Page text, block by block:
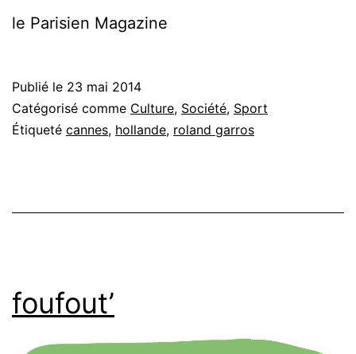
le Parisien Magazine
Publié le 23 mai 2014
Catégorisé comme Culture, Société, Sport
Étiqueté cannes, hollande, roland garros
foufout’